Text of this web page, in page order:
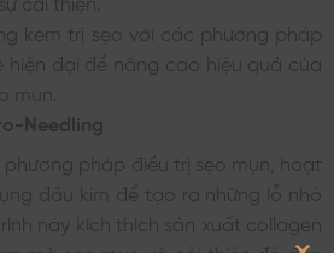
kem trị sẹo với các phương pháp
hiện đại để nâng cao hiệu quả của
mụn.
Needling
pháp điều trị sẹo mụn, hoạt
đầu kim để tạo ra những lỗ nhỏ
này kích thích sản xuất collagen